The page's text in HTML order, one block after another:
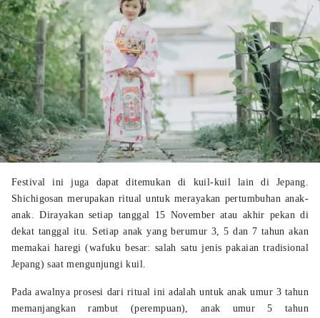
Festival ini juga dapat ditemukan di kuil-kuil lain di Jepang.
Shichigosan merupakan ritual untuk merayakan pertumbuhan anak-
anak. Dirayakan setiap tanggal 15 November atau akhir pekan di
dekat tanggal itu. Setiap anak yang berumur 3, 5 dan 7 tahun akan
memakai haregi (wafuku besar: salah satu jenis pakaian tradisional
Jepang) saat mengunjungi kuil.
Pada awalnya prosesi dari ritual ini adalah untuk anak umur 3 tahun
memanjangkan rambut (perempuan), anak umur 5 tahun